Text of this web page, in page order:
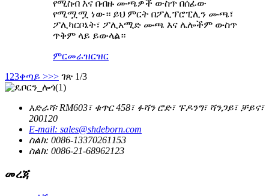
የሚስብ እና በብዙ ሙጫዎች ውስጥ በሰፊው
የሚሟሟ ነው። ይህ ምርት በፖሊፕሮፒሊን ሙጫ፣
ፖሊካርቦኔት፣ ፖሊአሚድ ሙጫ እና ሌሎችም ውስጥ
ጥቅም ላይ ይውላል።
ምርመራዝርዝር
1 23ቀጣይ >>> ገጽ 1/3
አድራሻ፡ RM603፣ ቁጥር 458፣ ፉሻን ሮድ፣ ፑዶንግ፣ ሻንጋይ፣ ቻይና፣
200120
E-mail: sales@shdeborn.com
ስልክ: 0086-13370261153
ስልክ: 0086-21-68962123
መረጃ